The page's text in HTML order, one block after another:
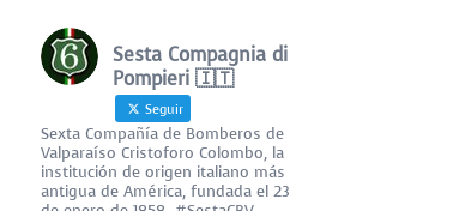
Sesta Compagnia di
Pompieri 🇮🇹
Seguir
Sexta Compañía de Bomberos de
Valparaíso Cristoforo Colombo, la
institución de origen italiano más
antigua de América, fundada el 23